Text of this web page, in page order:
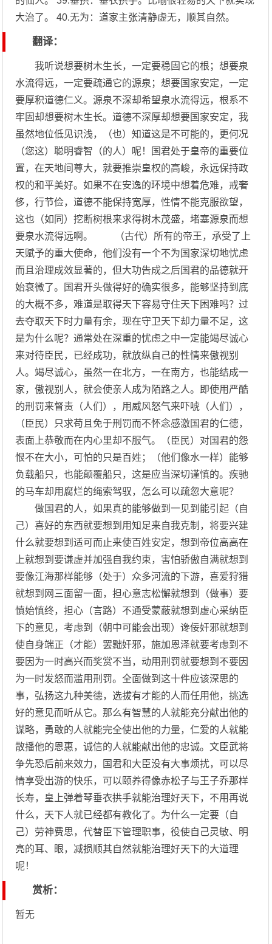
大治了。 40.无为：道家主张清静虚无，顺其自然。
翻译：
我听说想要树木生长，一定要稳固它的根；想要泉
水流得远，一定要疏通它的源泉；想要国家安定，一定
要厚积道德仁义。源泉不深却希望泉水流得远，根系不
牢固却想要树木生长。道德不深厚却想要国家安定，我
虽然地位低见识浅，（也）知道这是不可能的，更何况
（您这）聪明睿智（的人）呢！国君处于皇帝的重要位
置，在天地间尊大，就要推崇皇权的高峻，永远保持政
权的和平美好。如果不在安逸的环境中想着危难，戒奢
侈，行节俭，道德不能保持宽厚，性情不能克服欲望，
这也（如同）挖断树根来求得树木茂盛，堵塞源泉而想
要泉水流得远啊。 （古代）所有的帝王，承受了上
天赋予的重大使命，他们没有一个不为国家深切地忧虑
而且治理成效显著的，但大功告成之后国君的品德就开
始衰微了。国君开头做得好的确实很多，能够坚持到底
的大概不多，难道是取得天下容易守住天下困难吗？过
去夺取天下时力量有余，现在守卫天下却力量不足，这
是为什么呢？通常处在深重的忧虑之中一定能竭尽诚心
来对待臣民，已经成功，就放纵自己的性情来傲视别
人。竭尽诚心，虽然一在北方，一在南方，也能结成一
家，傲视别人，就会使亲人成为陌路之人。即使用严酷
的刑罚来督责（人们），用威风怒气来吓唬（人们），
（臣民）只求苟且免于刑罚而不怀念感激国君的仁德，
表面上恭敬而在内心里却不服气。（臣民）对国君的怨
恨不在大小，可怕的只是百姓；（他们像水一样）能够
负载船只，也能颠覆船只，这是应当深切谨慎的。疾驰
的马车却用腐烂的绳索驾驭，怎么可以疏忽大意呢？
做国君的人，如果真的能够做到一见到能引起（自
己）喜好的东西就要想到用知足来自我克制，将要兴建
什么就要想到适可而止来使百姓安定，想到帝位高高在
上就想到要谦虚并加强自我约束，害怕骄傲自满就想到
要像江海那样能够（处于）众多河流的下游，喜爱狩猎
就想到网三面留一面，担心意志松懈就想到（做事）要
慎始慎终，担心（言路）不通受蒙蔽就想到虚心采纳臣
下的意见，考虑到（朝中可能会出现）谗佞奸邪就想到
使自身端正（才能）罢黜奸邪，施加恩泽就要考虑到不
要因为一时高兴而奖赏不当，动用刑罚就要想到不要因
为一时发怒而滥用刑罚。全面做到这十件应该深思的
事，弘扬这九种美德，选拔有才能的人而任用他，挑选
好的意见而听从它。那么有智慧的人就能充分献出他的
谋略，勇敢的人就能完全使出他的力量，仁爱的人就能
散播他的恩惠，诚信的人就能献出他的忠诚。文臣武将
争先恐后前来效力，国君和大臣没有大事烦扰，可以尽
情享受出游的快乐，可以颐养得像赤松子与王子乔那样
长寿，皇上弹着琴垂衣拱手就能治理好天下，不用再说
什么，天下人就已经都有教化了。为什么一定要（自
己）劳神费思，代替臣下管理职事，役使自己灵敏、明
亮的耳、眼，减损顺其自然就能治理好天下的大道理
呢！
赏析：
暂无